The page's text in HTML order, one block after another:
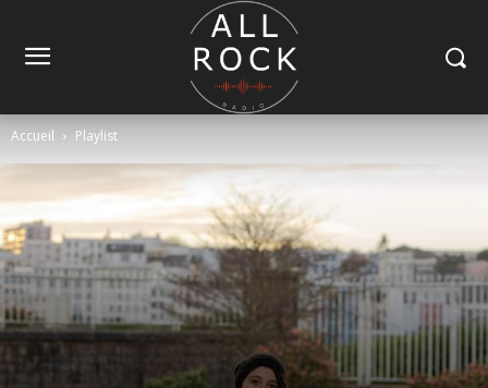
Accueil Playlist